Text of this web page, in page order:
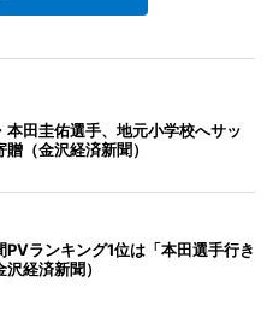
本田圭佑選手、地元小学校へサッ
（金沢経済新聞）
ランキング1位は「本田選手行き
経済新聞）